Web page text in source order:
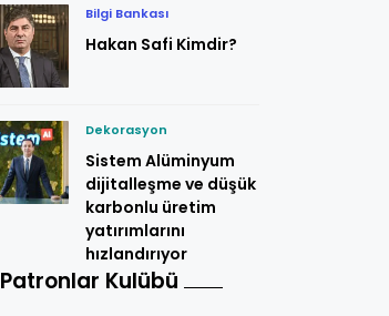
Bilgi Bankası
Hakan Safi Kimdir?
Dekorasyon
Sistem Alüminyum
dijitalleşme ve düşük
karbonlu üretim
yatırımlarını
hızlandırıyor
Patronlar Kulübü